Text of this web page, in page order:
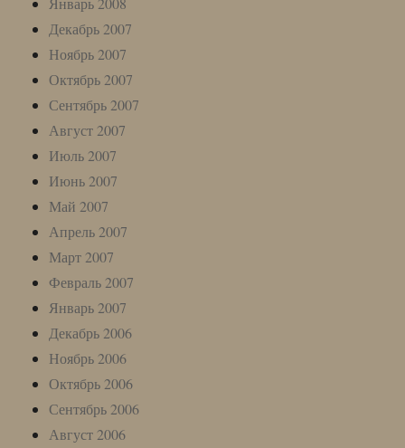
Декабрь 2007
Ноябрь 2007
Октябрь 2007
Сентябрь 2007
Август 2007
Июль 2007
Июнь 2007
Май 2007
Апрель 2007
Март 2007
Февраль 2007
Январь 2007
Декабрь 2006
Ноябрь 2006
Октябрь 2006
Сентябрь 2006
Август 2006